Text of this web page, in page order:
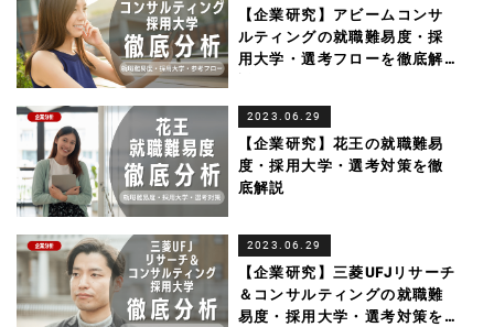
【企業研究】アビームコンサ
ルティングの就職難易度・採
用大学・選考フローを徹底解
2023.06.29
【企業研究】花王の就職難易
度・採用大学・選考対策を徹
底解説
2023.06.29
【企業研究】三菱UFJリサーチ
＆コンサルティングの就職難
易度・採用大学・選考対策を